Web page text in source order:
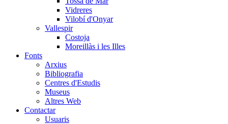
Vidreres
Vilobí d'Onyar
Vallespir
Costoja
Moreillàs i les Illes
Fonts
Arxius
Bibliografia
Centres d'Estudis
Museus
Altres Web
Contactar
Usuaris